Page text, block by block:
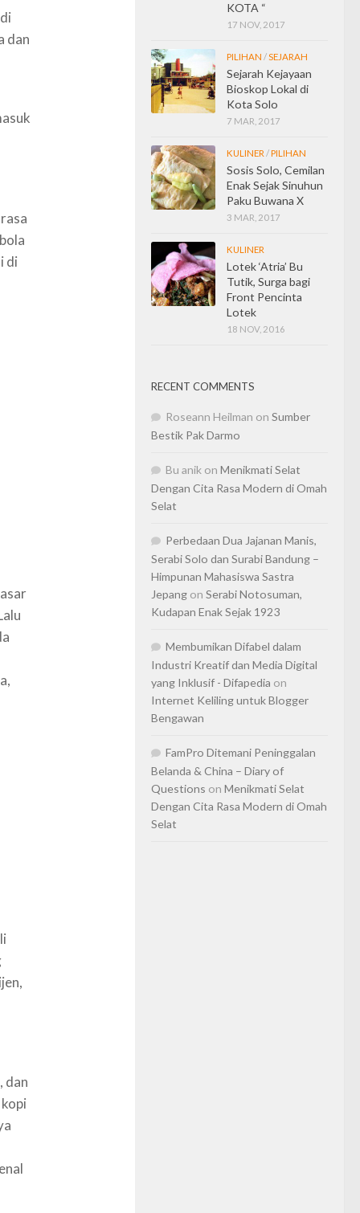
dan
di
dan
KOTA “
17 NOV, 2017
PILIHAN /SEJARAH
Sejarah Kejayaan
Bioskop Lokal di
Kota Solo
7 MAR, 2017
KULINER /PILIHAN
Sosis Solo, Cemilan
Enak Sejak Sinuhun
Paku Buwana X
3 MAR, 2017
KULINER
Lotek ‘Atria’ Bu
Tutik, Surga bagi
Front Pencinta
Lotek
18 NOV, 2016
RECENT COMMENTS
Roseann Heilman on Sumber
Bestik Pak Darmo
Bu anik on Menikmati Selat
Dengan Cita Rasa Modern di Omah
Selat
Perbedaan Dua Jajanan Manis,
Serabi Solo dan Surabi Bandung –
Himpunan Mahasiswa Sastra
Jepang on Serabi Notosuman,
Kudapan Enak Sejak 1923
Membumikan Difabel dalam
Industri Kreatif dan Media Digital
yang Inklusif - Difapedia on
Internet Keliling untuk Blogger
Bengawan
FamPro Ditemani Peninggalan
Belanda & China – Diary of
Questions on Menikmati Selat
Dengan Cita Rasa Modern di Omah
Selat